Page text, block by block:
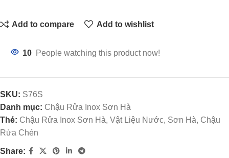
Add to compare Add to wishlist
10 People watching this product now!
SKU: S76S
Danh mục: Chậu Rửa Inox Sơn Hà
Thẻ: Chậu Rửa Inox Sơn Hà, Vật Liệu Nước, Sơn Hà, Chậu
Rửa Chén
Share: